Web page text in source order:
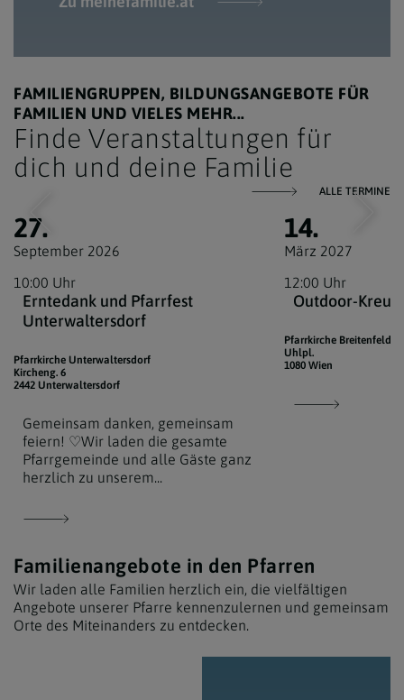
FAMILIENGRUPPEN, BILDUNGSANGEBOTE FÜR
FAMILIEN UND VIELES MEHR...
Finde Veranstaltungen für
dich und deine Familie
ALLE TERMINE
27.
September 2026
10:00 Uhr
Erntedank und Pfarrfest
Unterwaltersdorf
Pfarrkirche Unterwaltersdorf
Kircheng. 6
2442 Unterwaltersdorf
Gemeinsam danken, gemeinsam
feiern! ♡Wir laden die gesamte
Pfarrgemeinde und alle Gäste ganz
herzlich zu unserem...
14.
März 2027
12:00 Uhr
Outdoor-
Pfarrkirche Breitenfeld
Uhlpl.
1080 Wien
Familienangebote in den Pfarren
Wir laden alle Familien herzlich ein, die vielfältigen
Angebote unserer Pfarre kennenzulernen und gemeinsam
Orte des Miteinanders zu entdecken.